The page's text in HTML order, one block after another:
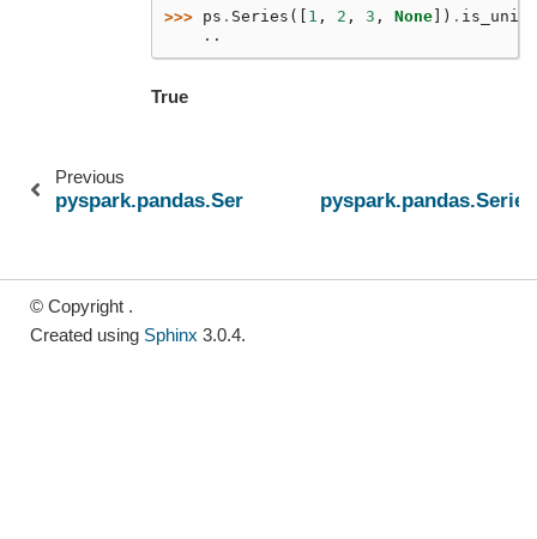
>>> ps . Series ([ 1 , 2 , 3 , None ]) .
    ..
True
Previous
pyspark.pandas.Series.nunique
© Copyright .
Created using Sphinx 3.0.4.